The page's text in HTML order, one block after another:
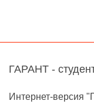
ГАРАНТ -
Интернет-версия